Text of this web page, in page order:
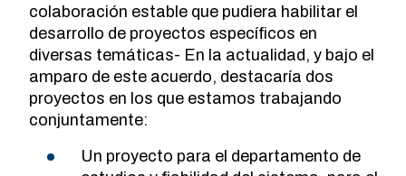
colaboración estable que pudiera habilitar el
desarrollo de proyectos específicos en
diversas temáticas- En la actualidad, y bajo el
amparo de este acuerdo, destacaría dos
proyectos en los que estamos trabajando
conjuntamente:
Un proyecto para el departamento de